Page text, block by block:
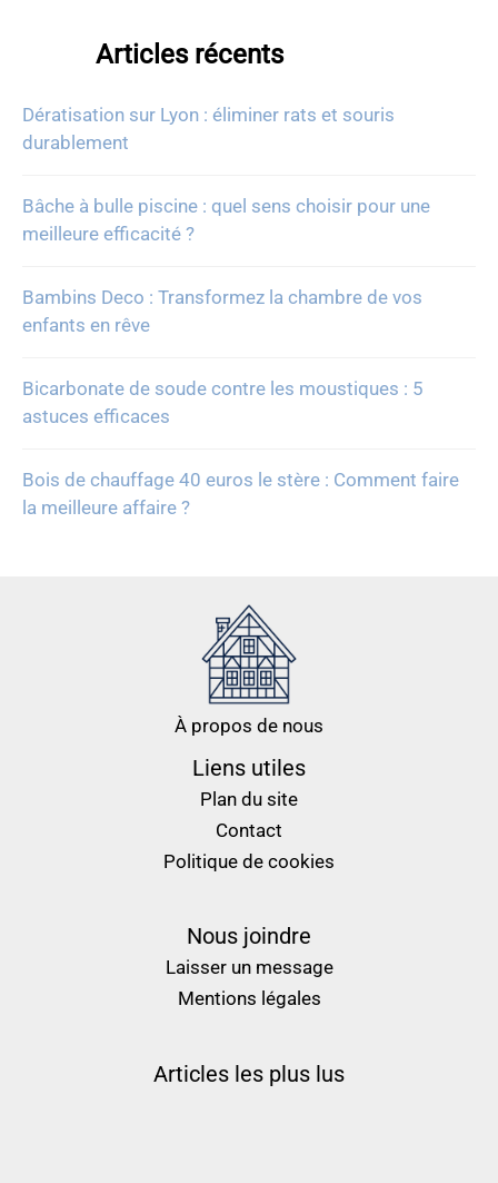
Articles récents
Dératisation sur Lyon : éliminer rats et souris
durablement
Bâche à bulle piscine : quel sens choisir pour une
meilleure efficacité ?
Bambins Deco : Transformez la chambre de vos
enfants en rêve
Bicarbonate de soude contre les moustiques : 5
astuces efficaces
Bois de chauffage 40 euros le stère : Comment faire
la meilleure affaire ?
À propos de nous
Liens utiles
Plan du site
Contact
Politique de cookies
Nous joindre
Laisser un message
Mentions légales
Articles les plus lus